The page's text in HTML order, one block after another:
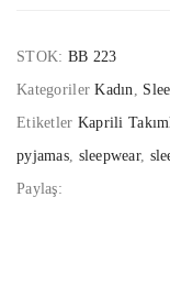
STOK: BB 223
KategorilerKadın
Etiketler Kaprili
pyjamas, sleepwear,
Paylaş: